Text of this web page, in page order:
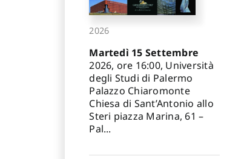
2026
Martedì 15 Settembre
2026, ore 16:00, Università
degli Studi di Palermo
Palazzo Chiaromonte
Chiesa di Sant’Antonio allo
Steri piazza Marina, 61 –
Pal...